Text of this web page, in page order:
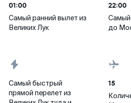
01:00
Самый ранний вылет из
Великих Лук
22:00
Самый
до
Самый быстрый
прямой перелет из
15